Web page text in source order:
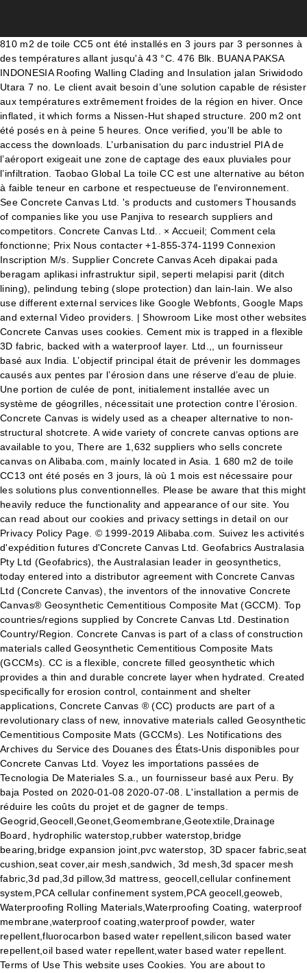
810 m2 de toile CC5 ont été installés en 3 jours par 3 personnes à des températures allant jusqu'à 43 °C. 476 Blk. BUANA PAKSA INDONESIA Roofing Walling Clading and Insulation jalan Sriwidodo Utara 7 no. Le client avait besoin d’une solution capable de résister aux températures extrêmement froides de la région en hiver. Once inflated, it which forms a Nissen-Hut shaped structure. 200 m2 ont été posés en à peine 5 heures. Once verified, you'll be able to access the downloads. L’urbanisation du parc industriel PIA de l’aéroport exigeait une zone de captage des eaux pluviales pour l’infiltration. Taobao Global La toile CC est une alternative au béton à faible teneur en carbone et respectueuse de l'environnement. See Concrete Canvas Ltd. 's products and customers Thousands of companies like you use Panjiva to research suppliers and competitors. Concrete Canvas Ltd.. × Accueil; Comment cela fonctionne; Prix Nous contacter +1-855-374-1199 Connexion Inscription M/s. Supplier Concrete Canvas Aceh dipakai pada beragam aplikasi infrastruktur sipil, seperti melapisi parit (ditch lining), pelindung tebing (slope protection) dan lain-lain. We also use different external services like Google Webfonts, Google Maps and external Video providers. | Showroom Like most other websites Concrete Canvas uses cookies. Cement mix is trapped in a flexible 3D fabric, backed with a waterproof layer. Ltd.,, un fournisseur basé aux India. L’objectif principal était de prévenir les dommages causés aux pentes par l’érosion dans une réserve d’eau de pluie. Une portion de culée de pont, initialement installée avec un système de géogrilles, nécessitait une protection contre l’érosion. Concrete Canvas is widely used as a cheaper alternative to non-structural shotcrete. A wide variety of concrete canvas options are available to you, There are 1,632 suppliers who sells concrete canvas on Alibaba.com, mainly located in Asia. 1 680 m2 de toile CC13 ont été posés en 3 jours, là où 1 mois est nécessaire pour les solutions plus conventionnelles. Please be aware that this might heavily reduce the functionality and appearance of our site. You can read about our cookies and privacy settings in detail on our Privacy Policy Page. © 1999-2019 Alibaba.com. Suivez les activités d'expédition futures d'Concrete Canvas Ltd. Geofabrics Australasia Pty Ltd (Geofabrics), the Australasian leader in geosynthetics, today entered into a distributor agreement with Concrete Canvas Ltd (Concrete Canvas), the inventors of the innovative Concrete Canvas® Geosynthetic Cementitious Composite Mat (GCCM). Top countries/regions supplied by Concrete Canvas Ltd. Destination Country/Region. Concrete Canvas is part of a class of construction materials called Geosynthetic Cementitious Composite Mats (GCCMs). CC is a flexible, concrete filled geosynthetic which provides a thin and durable concrete layer when hydrated. Created specifically for erosion control, containment and shelter applications, Concrete Canvas ® (CC) products are part of a revolutionary class of new, innovative materials called Geosynthetic Cementitious Composite Mats (GCCMs). Les Notifications des Archives du Service des Douanes des États-Unis disponibles pour Concrete Canvas Ltd. Voyez les importations passées de Tecnologia De Materiales S.a., un fournisseur basé aux Peru. By baja Posted on 2020-01-08 2020-07-08. L'installation a permis de réduire les coûts du projet et de gagner de temps. Geogrid,Geocell,Geonet,Geomembrane,Geotextile,Drainage Board, hydrophilic waterstop,rubber waterstop,bridge bearing,bridge expansion joint,pvc waterstop, 3D spacer fabric,seat cushion,seat cover,air mesh,sandwich, 3d mesh,3d spacer mesh fabric,3d pad,3d pillow,3d mattress, geocell,cellular confinement system,PCA cellular confinement system,PCA geocell,geoweb, Waterproofing Rolling Materials,Waterproofing Coating, waterproof membrane,waterproof coating,waterproof powder, water repellent,fluorocarbon based water repellent,silicon based water repellent,oil based water repellent,water based water repellent. Terms of Use This website uses Cookies. You are about to download some of the more specialised technical information about Concrete Canvas. 9 250 m2 de toile CC8, et 5 520 m2 de toile CC13 ont été installés en 3 semaines par une équipe de 6 personnes. CC SHELTERS USER BENEFITS. Concrete Canvas™ is a flexible concrete impregnated fabric that hardens when hydrated to form a thin durable, water proof and fire resistant concrete layer. Les petits et gros rouleaux CC8 et CC13 choisis ont dû être livrés par hélicoptère, emprunter la voie étroite et escarpée existante n’étant pas possible. Réparation de béton Contact here for Building & Construction Material & Supplies in Mumbai, Maharashtra. Aplikasi-aplikasi seperti ini tersebar di berbagai industri mulai dari konstruksi, perkebunan, pertambangan batubara dan mineral hingga minyak dan gas. Concrete Canvas® est une couche de béton imperméable à l'eau, facile à utiliser et rapide à installer, ce qui la rend idéale pour une large gamme d'applications de contrôle de l'érosion. Une pente située entre une école primaire et une zone résidentielle, le long d’une route très fréquentée, risquait de glisser en raison du niveau élevé des précipitations et du ruissellement. Supplier Concrete Canvas Ungaran digunakan pada berbagai aplikasi infrastruktur sipil, seperti melapisi parit (ditch lining), pelindung tebing (slope protection) dan lain-lain. About product and suppliers: 2,764 concrete canvas cement products are offered for sale by suppliers on Alibaba.com, of which conveyors accounts for 5%, rubber belts accounts for 1%, and knitted fabric accounts for 1%. About product and suppliers: Concrete canvas shelter material from Alibaba.com is essential for large-scale construction projects such as building dams, grading and more. And that is what drives the cost up the most. Willow Creek est une grande mine à ciel ouvert au nord-est de la Colombie-Britannique, qui produit du charbon pour la production d’acier. - Il était indispensable de trouver une solution pour éviter un glissement de terrain. Free Shipping by Amazon. Intellectual Property Protection Concrete Canvas User Benefits. We use cookies to let us know when you visit our websites, how you interact with us, to enrich your user experience, and to customize your relationship with our website. You can also change some of your preferences. It is a flexible, concrete impregnated fabric that harden on hydration to form a thin, durable, waterproof and fire-resistant concrete layer. 3 000 m2 de toile CC5 a été installé en 5 jours sur un site isolé. - By clicking ‘I Accept’ or closing this banner and using our site, you consent to the use of cookies unless you have disabled them. La toile CC est une alternative au béton à faible teneur en carbone et respectueuse de, +44 (0) 345 680 1908 | info@concretecanvas.com, Informations relatives aux brevets et marques déposées. This is the biggest question about this material, and unfortunately this is also what holds most people back from moving forward. Registered in 2015, Shivani Resources Pvt. Rapid Install Concrete Canvas® can be laid at a rate of 200sqm/hour, up to 10 times faster than conventional concrete solutions. Colombia. Simply position the canvas and add water! Easy to Use Concrete Canvas® is available in shorter rolls that are manageable by hand for applications with limited access. La toile CC a été employée comme mesure de contrôle de l’érosion sur une pente adjacente à une portion de l’autoroute Zipaquira-Bogota, à Chinchilla. La pente, entre 5 et 12 m, était entourée d’habitations. 2 500 m2 de toile CC8 ont été installés en moins d’une semaine : une cadence 70 % plus rapide que le béton projeté ou la gunite, sans interrompre les trains. | Affiliate, Product Listing Policy Concrete Canvas® est une couche de béton imperméable à l'eau, facile à utiliser et rapide à installer, ce qui la rend idéale pour une large gamme d'applications de contrôle de l'érosion. Contrôle des mauvaises herbes Buana Paksa sanggup melayani Concrete Canvas seluruh indonesia. If you object to this, you can contact us at any time and ask us to permanently delete your data. The concrete is pre-mixed so there is no need for mixing, measuring or compacting. 125 m2 de toile CC8 ont été posés en à peine 9 heures par une équipe composée de six personnes tandis que les températures atteignaient les 35 °C. Alipay Concrete Canvas, is a concrete impregnated fabric, that once water has been added to it, it hardens in a durable waterproof & fire resistant layer. 750 m2 de toile CC8 ont été installés en 27 heures au total. Les fortes pentes et l'accès au tunnel de la gare d’Alcobendas à Madrid ont été affectées par l'érosion et l'instabilité. 1688.com CC a été choisi car il pourrait être installé rapidement, sans équipement ou personnel spécial et avec un gaspillage minimal. The unique structure of Concrete Cloth facilitates ease of installation. Department . We use cookies and similar technologies to recognise your repeat visits and preferences, as well as to measure the effectiveness of our campaigns and analyse traffic. La toile CC a été choisie pour son installation rapide et facile et son rapport coût-efficacité. All rights reserved. It allows concrete construction with minimal plant and specialist training. Sumber: Supplier Kanvas Beton atau Concrete Canvas Tabanan. Les Notifications des Archives du Service des Douanes des États-Unis disponibles pour Concrete Canvas Limited. Just add water. CCS are deployed in four stages: delivery, inflation, hydration and setting. La toile CC a été posée au bas de la pente, dans un fossé de colature spécialement pensé pour empêcher l’eau de s’écouler sur les voies